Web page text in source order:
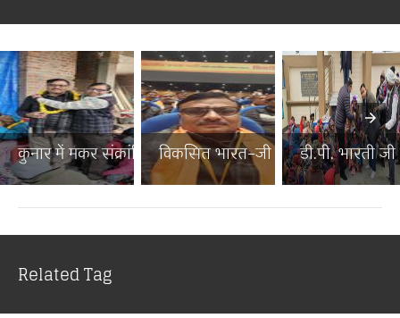
कुनार में मकर संक्रांति पर...विकसित भारत–जी राम जी जनज...
डी.पी. भारती
Related Tag